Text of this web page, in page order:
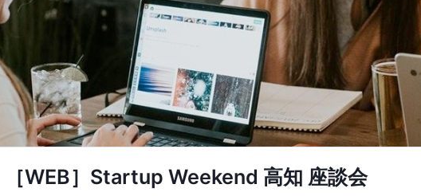
［WEB］Startup Weekend 高知 座談会